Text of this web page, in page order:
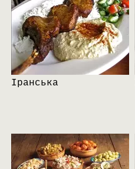
Іранська